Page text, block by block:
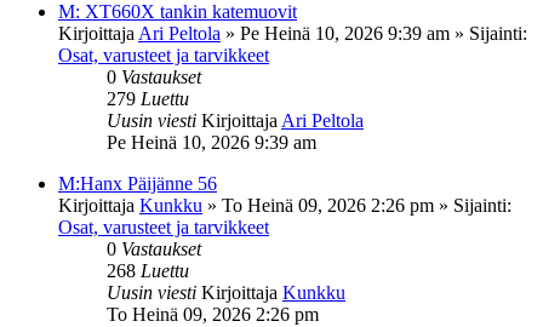
M: XT660X tankin katemuovit
Kirjoittaja Ari Peltola » Pe Heinä 10, 2026 9:39 am » Sijainti:
Osat, varusteet ja tarvikkeet
0 Vastaukset
279 Luettu
Uusin viesti Kirjoittaja Ari Peltola
Pe Heinä 10, 2026 9:39 am
M:Hanx Päijänne 56
Kirjoittaja Kunkku » To Heinä 09, 2026 2:26 pm » Sijainti:
Osat, varusteet ja tarvikkeet
0 Vastaukset
268 Luettu
Uusin viesti Kirjoittaja Kunkku
To Heinä 09, 2026 2:26 pm